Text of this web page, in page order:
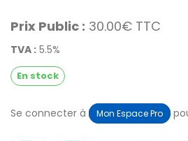
Prix Public : 30.00€ TTC
TVA : 5.5%
En stock
Se connecter à Mon Espace Pro